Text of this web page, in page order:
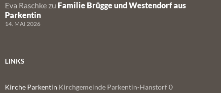
Eva Raschke zu Familie Brügge und Westendorf aus
Parkentin
14. MAI 2026
LINKS
Kirche Parkentin Kirchgemeinde Parkentin-Hanstorf 0